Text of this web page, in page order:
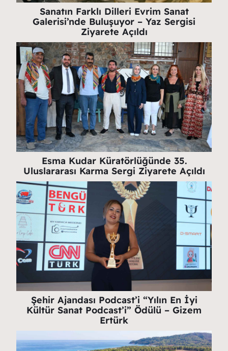
Sanatın Farklı Dilleri Evrim Sanat
Galerisi’nde Buluşuyor – Yaz Sergisi
Ziyarete Açıldı
Esma Kudar Küratörlüğünde 35.
Uluslararası Karma Sergi Ziyarete Açıldı
Şehir Ajandası Podcast’i “Yılın En İyi
Kültür Sanat Podcast’i” Ödülü – Gizem
Ertürk